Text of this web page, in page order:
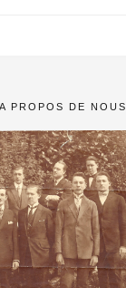
A PROPOS DE NOUS